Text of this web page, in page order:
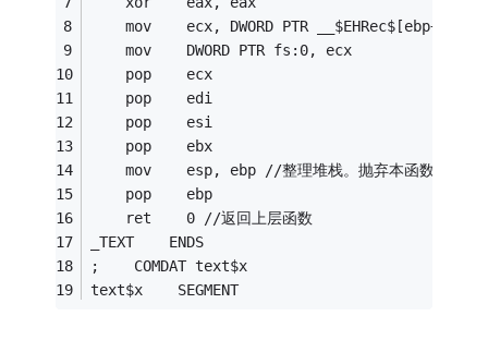
mov    ecx, DWORD PTR __$EHRec$[ebp+4] //
    mov    DWORD PTR fs:0, ecx
    pop    ecx
    pop    edi
    pop    esi
    pop    ebx
    mov    esp, ebp //整理堆栈。抛弃本函数的堆栈
    pop    ebp
    ret    0 //返回上层函数
_TEXT    ENDS
;    COMDAT text$x
text$x    SEGMENT